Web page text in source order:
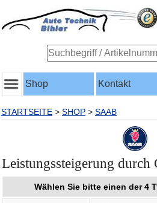
Shop Kontakt
STARTSEITE > SHOP > SAAB
Leistungssteigerung durch
Wählen Sie bitte einen der 4